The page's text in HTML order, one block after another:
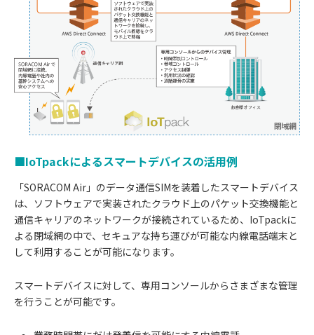
■IoTpackによるスマートデバイスの活用例
「SORACOM Air」のデータ通信SIMを装着したスマートデバイス
は、ソフトウェアで実装されたクラウド上のパケット交換機能と
通信キャリアのネットワークが接続されているため、IoTpackに
よる閉域網の中で、セキュアな持ち運びが可能な内線電話端末と
して利用することが可能になります。
スマートデバイスに対して、専用コンソールからさまざまな管理
を行うことが可能です。